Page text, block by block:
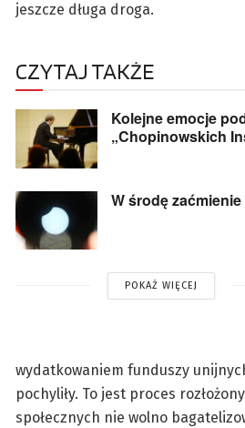
jeszcze długa droga.
CZYTAJ TAKŻE
Kolejne emocje
„Chopinowskich
W środę zaćmienie
POKAŻ WIĘCEJ
wydatkowaniem funduszy
pochyliły. To jest proces
społecznych nie wolno